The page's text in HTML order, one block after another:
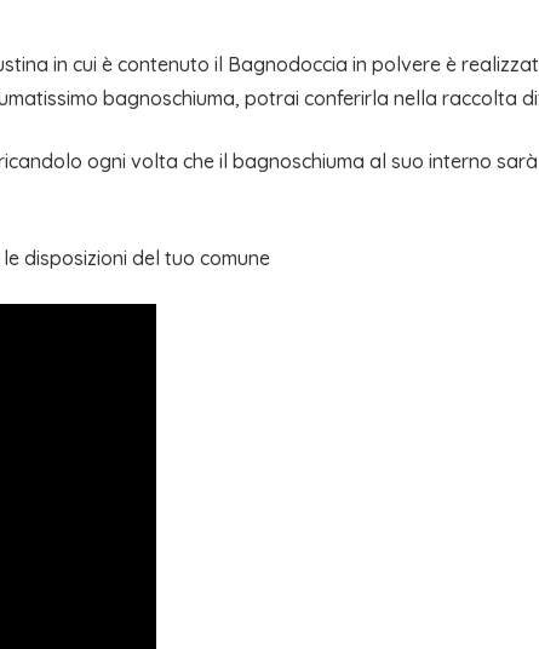
in cui è contenuto il Bagnodoccia in polvere è
bagnoschiuma, potrai conferirla nella raccolta
ogni volta che il bagnoschiuma al suo interno
disposizioni del tuo comune